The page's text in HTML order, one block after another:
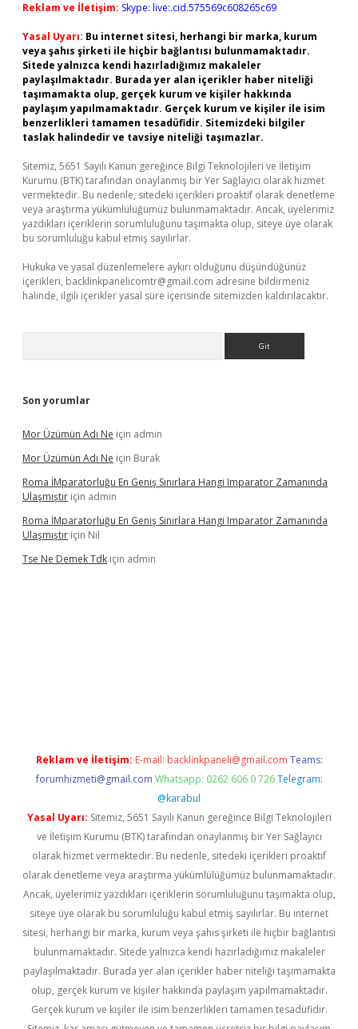
Reklam ve İletişim: Skype: live:.cid.575569c608265c69
Yasal Uyarı: Bu internet sitesi, herhangi bir marka, kurum
veya şahıs şirketi ile hiçbir bağlantısı bulunmamaktadır.
Sitede yalnızca kendi hazırladığımız makaleler
paylaşılmaktadır. Burada yer alan içerikler haber niteliği
taşımamakta olup, gerçek kurum ve kişiler hakkında
paylaşım yapılmamaktadır. Gerçek kurum ve kişiler ile isim
benzerlikleri tamamen tesadüfidir. Sitemizdeki bilgiler
taslak halindedir ve tavsiye niteliği taşımazlar.
Sitemiz, 5651 Sayılı Kanun gereğince Bilgi Teknolojileri ve İletişim
Kurumu (BTK) tarafından onaylanmış bir Yer Sağlayıcı olarak hizmet
vermektedir. Bu nedenle, sitedeki içerikleri proaktif olarak denetleme
veya araştırma yükümlülüğümüz bulunmamaktadır. Ancak, üyelerimiz
yazdıkları içeriklerin sorumluluğunu taşımakta olup, siteye üye olarak
bu sorumluluğu kabul etmiş sayılırlar.
Hukuka ve yasal düzenlemelere aykırı olduğunu düşündüğünüz
içerikleri, backlinkpanelicomtr@gmail.com adresine bildirmeniz
halinde, ilgili içerikler yasal süre içerisinde sitemizden kaldırılacaktır.
Son yorumlar
Mor Üzümün Adı Ne için admin
Mor Üzümün Adı Ne için Burak
Roma İMparatorluğu En Geniş Sınırlara Hangi Imparator Zamanında
Ulaşmıştır için admin
Roma İMparatorluğu En Geniş Sınırlara Hangi Imparator Zamanında
Ulaşmıştır için Nil
Tse Ne Demek Tdk için admin
Reklam ve İletişim: E-mail: backlinkpaneli@gmail.com Teams:
forumhizmeti@gmail.com Whatsapp: 0262 606 0 726 Telegram:
@karabul
Yasal Uyarı: Sitemiz, 5651 Sayılı Kanun gereğince Bilgi Teknolojileri
ve İletişim Kurumu (BTK) tarafından onaylanmış bir Yer Sağlayıcı
olarak hizmet vermektedir. Bu nedenle, sitedeki içerikleri proaktif
olarak denetleme veya araştırma yükümlülüğümüz bulunmamaktadır.
Ancak, üyelerimiz yazdıkları içeriklerin sorumluluğunu taşımakta olup,
siteye üye olarak bu sorumluluğu kabul etmiş sayılırlar. Bu internet
sitesi, herhangi bir marka, kurum veya şahıs şirketi ile hiçbir bağlantısı
bulunmamaktadır. Sitede yalnızca kendi hazırladığımız makaleler
paylaşılmaktadır. Burada yer alan içerikler haber niteliği taşımamakta
olup, gerçek kurum ve kişiler hakkında paylaşım yapılmamaktadır.
Gerçek kurum ve kişiler ile isim benzerlikleri tamamen tesadüfidir.